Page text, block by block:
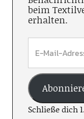
beim
erhalten.
Schließe dich